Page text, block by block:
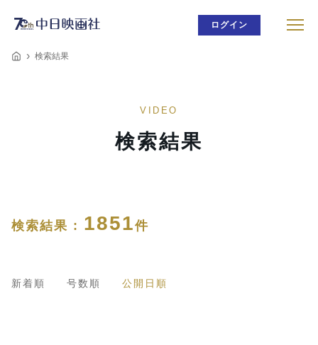
ログイン
検索結果
VIDEO
検索結果
検索結果 : 1851件
新着順 号数順 公開日順